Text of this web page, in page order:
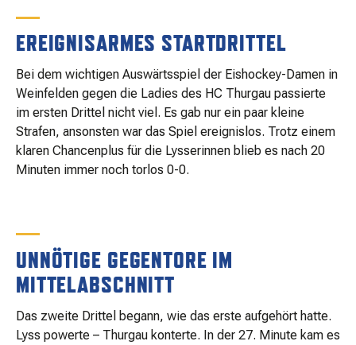
MATCHBESUCH
AKTUELLES
SPONSOREN
EREIGNISARMES STARTDRITTEL
Bei dem wichtigen Auswärtsspiel der Eishockey-Damen in
Weinfelden gegen die Ladies des HC Thurgau passierte
im ersten Drittel nicht viel. Es gab nur ein paar kleine
Strafen, ansonsten war das Spiel ereignislos. Trotz einem
klaren Chancenplus für die Lysserinnen blieb es nach 20
Minuten immer noch torlos 0-0.
UNNÖTIGE GEGENTORE IM
MITTELABSCHNITT
Das zweite Drittel begann, wie das erste aufgehört hatte.
Lyss powerte – Thurgau konterte. In der 27. Minute kam es